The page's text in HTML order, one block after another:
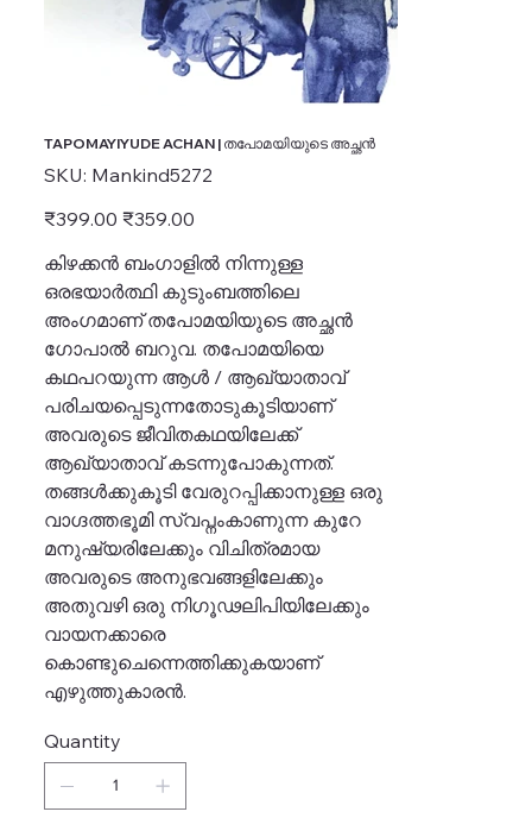
TAPOMAYIYUDE ACHAN | തപോമയിയുടെ അച്ഛൻ
SKU: SKU
Mankind5272
Mankind5272
Original
price
₹399.00 Sale
price
₹359.00
കിഴക്കൻ ബംഗാളിൽ നിന്നുള്ള
ഒരഭയാർത്ഥി കുടുംബത്തിലെ
അംഗമാണ് തപോമയിയുടെ അച്ഛൻ
ഗോപാൽ ബറുവ. തപോമയിയെ
കഥപറയുന്ന ആൾ / ആഖ്യാതാവ്
പരിചയപ്പെടുന്നതോടുകൂടിയാണ്
അവരുടെ ജീവിതകഥയിലേക്ക്
ആഖ്യാതാവ് കടന്നുപോകുന്നത്.
തങ്ങൾക്കുകൂടി വേരുറപ്പിക്കാനുള്ള ഒരു
വാഗ്ദത്തഭൂമി സ്വപ്നംകാണുന്ന കുറേ
മനുഷ്യരിലേക്കും വിചിത്രമായ
അവരുടെ അനുഭവങ്ങളിലേക്കും
അതുവഴി ഒരു നിഗൂഢലിപിയിലേക്കും
വായനക്കാരെ
കൊണ്ടുചെന്നെത്തിക്കുകയാണ്
എഴുത്തുകാരൻ.
Quantity